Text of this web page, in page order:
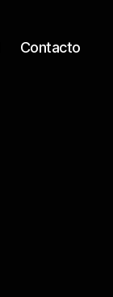
Contacto